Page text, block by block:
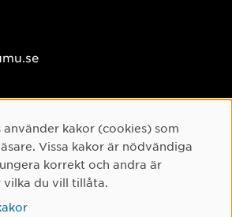
kakor (cookies) som
Vissa kakor är nödvändiga
korrekt och andra är
vilka du vill tillåta.